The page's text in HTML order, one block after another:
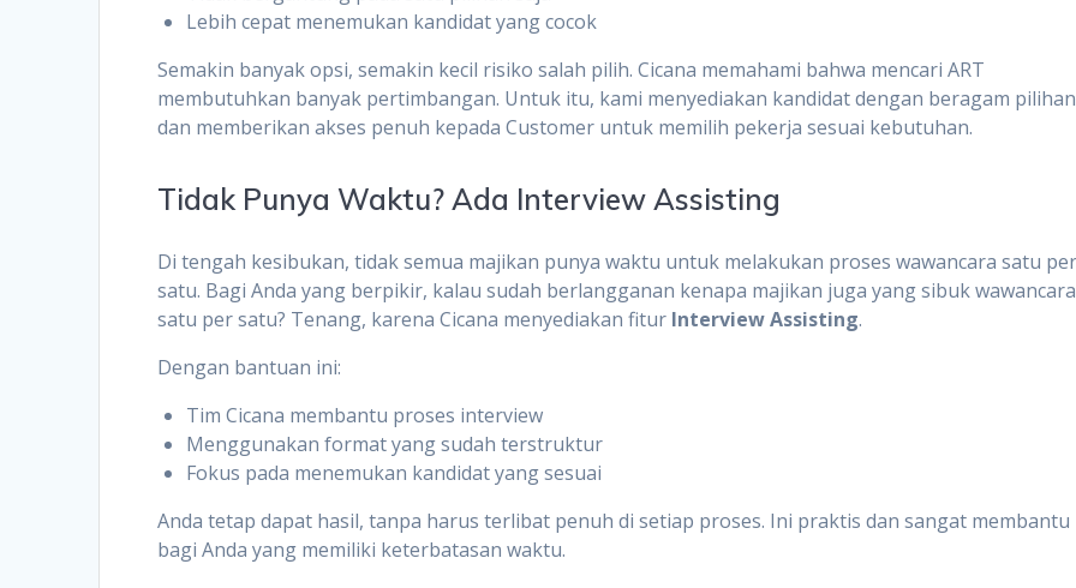
Lebih cepat menemukan kandidat yang cocok
Semakin banyak opsi, semakin kecil risiko salah pilih. Cicana memahami bahwa mencari ART
membutuhkan banyak pertimbangan. Untuk itu, kami menyediakan kandidat dengan beragam pilihan
dan memberikan akses penuh kepada Customer untuk memilih pekerja sesuai kebutuhan.
Tidak Punya Waktu? Ada Interview Assisting
Di tengah kesibukan, tidak semua majikan punya waktu untuk melakukan proses wawancara satu
satu. Bagi Anda yang berpikir, kalau sudah berlangganan kenapa majikan juga yang sibuk wawancara
satu per satu? Tenang, karena Cicana menyediakan fitur Interview Assisting.
Dengan bantuan ini:
Tim Cicana membantu proses interview
Menggunakan format yang sudah terstruktur
Fokus pada menemukan kandidat yang sesuai
Anda tetap dapat hasil, tanpa harus terlibat penuh di setiap proses. Ini praktis dan sangat membantu
bagi Anda yang memiliki keterbatasan waktu.